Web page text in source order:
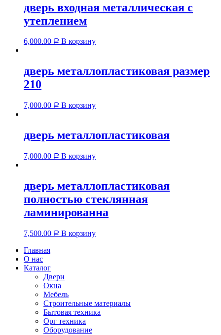
дверь входная металлическая с
утеплением
6,000.00 Р В корзину
дверь металлопластиковая размер
210
7,000.00 Р В корзину
дверь металлопластиковая
7,000.00 Р В корзину
дверь металлопластиковая
полностью стеклянная
ламинированна
7,500.00 Р В корзину
Главная
О нас
Каталог
Двери
Окна
Мебель
Строительные материалы
Бытовая техника
Орг техника
Оборудование